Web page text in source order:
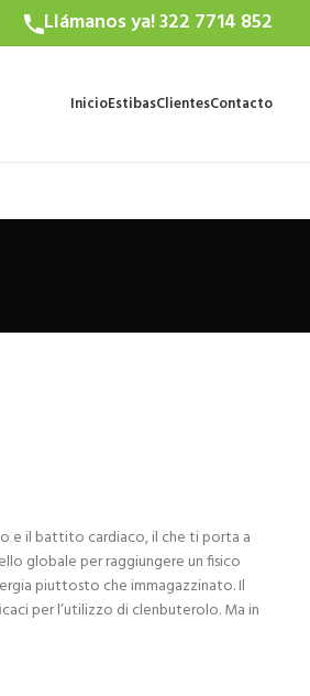
Llámanos ya! 322 7714 852
InicioEstibasClientesContacto
e il battito cardiaco, il che ti porta a
globale per raggiungere un fisico
piuttosto che immagazzinato. Il
per l’utilizzo di clenbuterolo. Ma in